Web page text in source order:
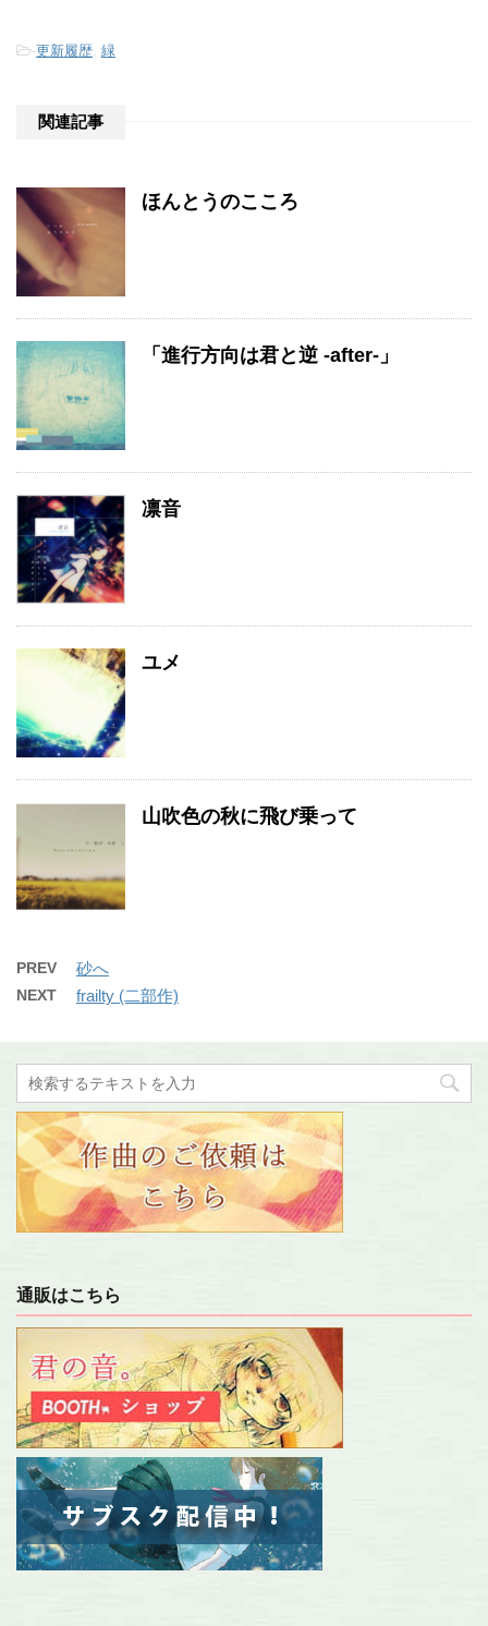
-更新履歴 緑
関連記事
ほんとうのこころ
「進行方向は君と逆 -after-」
凛音
ユメ
山吹色の秋に飛び乗って
PREV 砂へ
NEXT frailty (二部作)
通販はこちら